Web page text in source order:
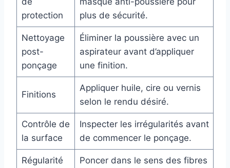
protection
plus de sécurité.
Nettoyage
post-
ponçage
Éliminer la poussière avec un
aspirateur avant d’appliquer
une finition.
Finitions
Appliquer huile, cire ou vernis
selon le rendu désiré.
Contrôle de
la surface
Inspecter les irrégularités avant
de commencer le ponçage.
Régularité
Poncer dans le sens des fibres